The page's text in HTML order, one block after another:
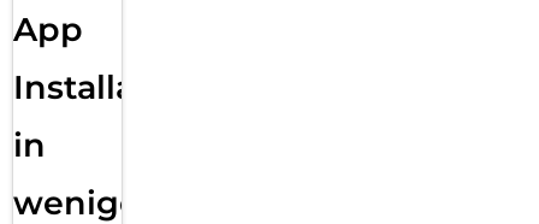
App
Installation
in
wenigen